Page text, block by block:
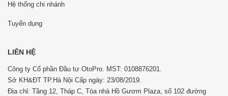
Hệ thống chi nhánh
Tuyển dụng
LIÊN HỆ
Công ty Cổ phần Đầu tư OtoPro. MST: 0108876201.
Sở KH&ĐT TP.Hà Nội Cấp ngày: 23/08/2019.
Địa chỉ: Tầng 12, Tháp C, Tòa nhà Hồ Gươm Plaza, số 102 đường